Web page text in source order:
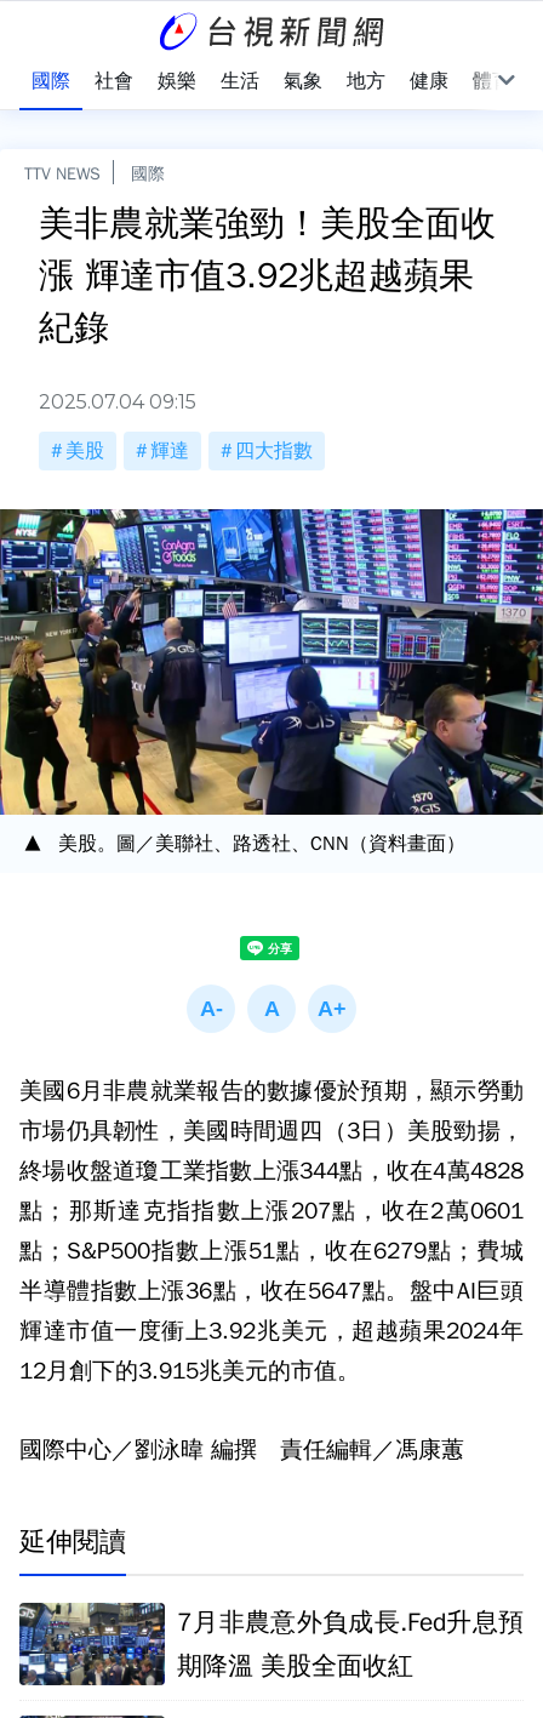
國際 社會 娛樂 生活 氣象 地方 健康 體育
TTV NEWS 國際
美非農就業強勁！美股全面收
漲 輝達市值3.92兆超越蘋果
紀錄
2025.07.04 09:15
美股 輝達 四大指數
美股。圖／美聯社、路透社、CNN（資料畫面）
美國6月非農就業報告的數據優於預期，顯示勞動
市場仍具韌性，美國時間週四（3日）美股勁揚，
終場收盤道瓊工業指數上漲344點，收在4萬4828
點；那斯達克指指數上漲207點，收在2萬0601
點；S&P500指數上漲51點，收在6279點；費城
半導體指數上漲36點，收在5647點。盤中AI巨頭
輝達市值一度衝上3.92兆美元，超越蘋果2024年
12月創下的3.915兆美元的市值。
國際中心／劉泳暐 編撰 責任編輯／馮康蕙
延伸閱讀
7月非農意外負成長.Fed升息預
期降溫 美股全面收紅